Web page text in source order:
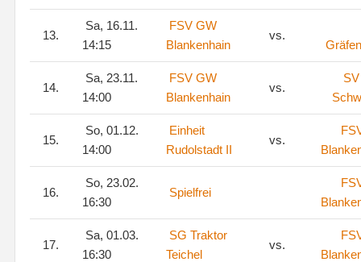
13.
Sa, 16.11.
14:15
FSV GW
Blankenhain
vs.
14.
Sa, 23.11.
14:00
FSV GW
Blankenhain
vs.
15.
So, 01.12.
14:00
Einheit
Rudolstadt II
vs.
16.
So, 23.02.
16:30
Spielfrei
17.
Sa, 01.03.
16:30
SG Traktor
Teichel
vs.